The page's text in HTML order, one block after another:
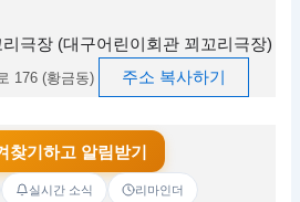
극장 (대구어린이회관 꾀꼬리극장)
176 (황금동) 주소 복사하기
찾기하고 알림받기
실시간 소식 리마인더